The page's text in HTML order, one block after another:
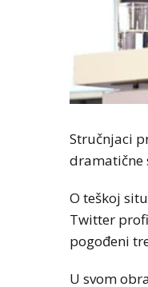
Stručnjaci
dramatične
O teškoj
Twitter
pogođeni
U svom